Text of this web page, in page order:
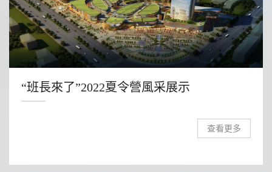
“班長來了”2022夏令營風采展示
查看更多